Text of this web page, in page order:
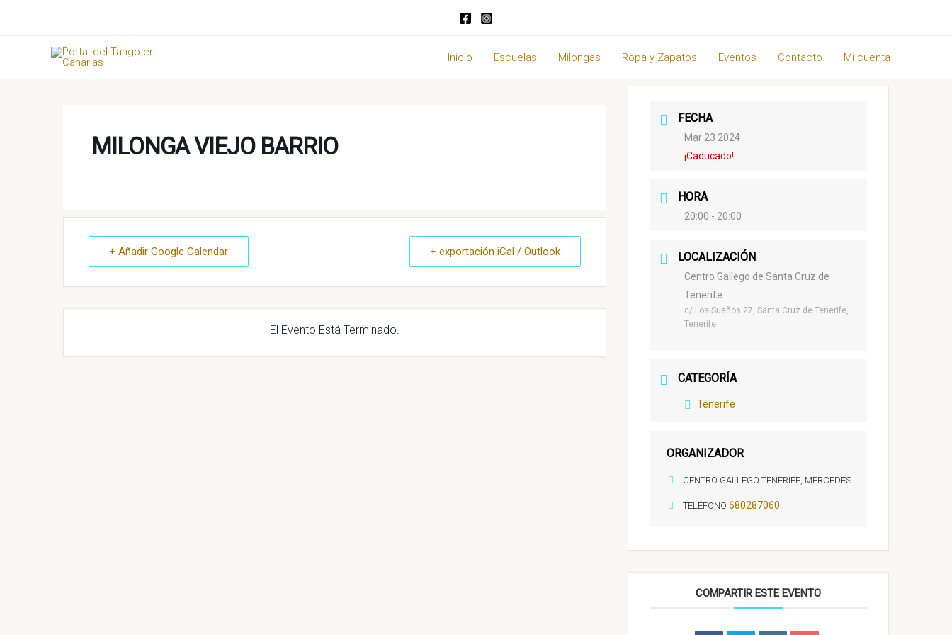
Inicio
Escuelas Milongas Ropa y Zapatos Eventos Contacto Mi cuenta
MILONGA VIEJO BARRIO
+ Añadir Google Calendar + exportación iCal / Outlook
El Evento Está Terminado.
FECHA
Mar 23 2024
¡Caducado!
HORA
20:00 - 20:00
LOCALIZACIÓN
Centro Gallego de Santa Cruz de
Tenerife
c/ Los Sueños 27, Santa Cruz de Tenerife,
Tenerife
CATEGORÍA
Tenerife
ORGANIZADOR
CENTRO GALLEGO TENERIFE, MERCEDES
TELÉFONO 680287060
COMPARTIR ESTE EVENTO